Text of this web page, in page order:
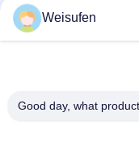
instruments de essai
de pétrole
Équipement d'essai
Weisufen
Good day, what